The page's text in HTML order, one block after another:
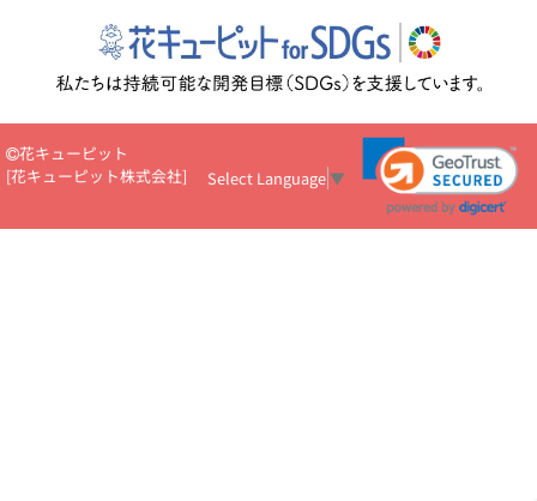
花キューピット
[花キューピット株式会社] Select Language▼